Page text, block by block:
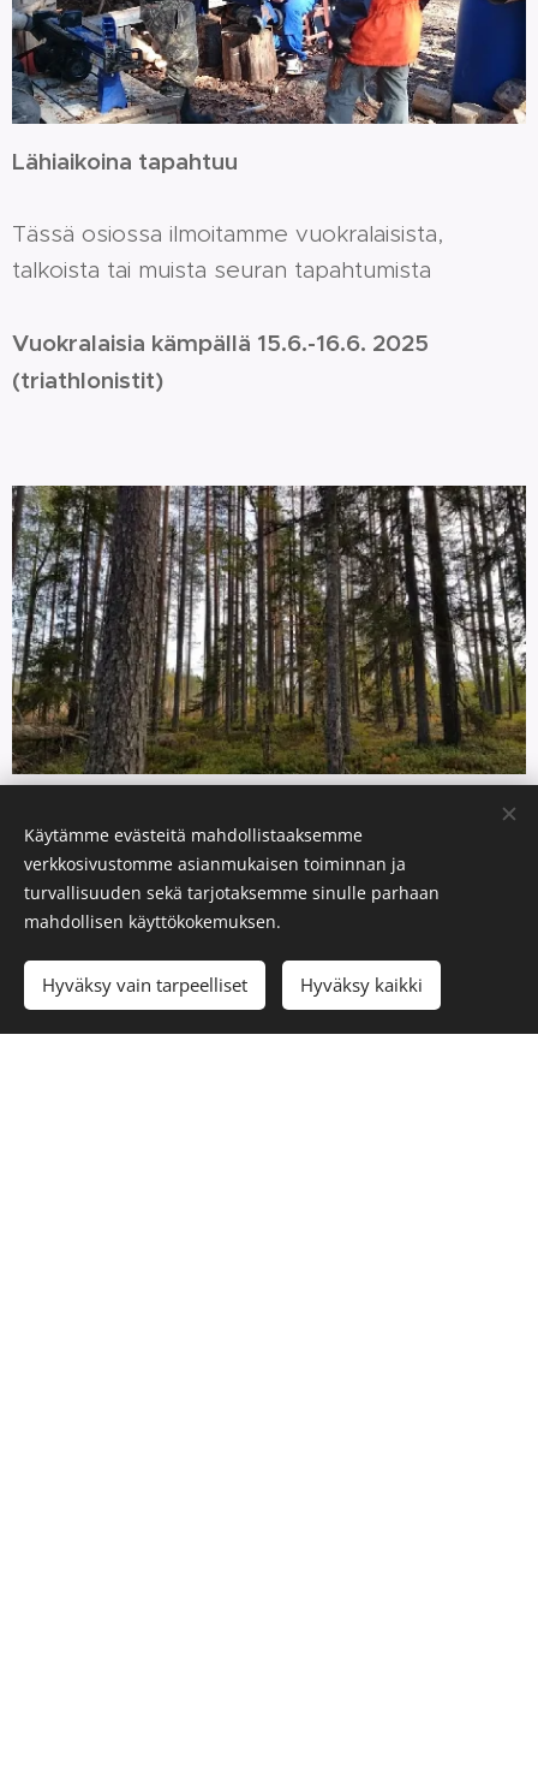
Lähiaikoina tapahtuu
Tässä osiossa ilmoitamme vuokralaisista,
talkoista tai muista seuran tapahtumista
Vuokralaisia kämpällä 15.6.-16.6. 2025
(triathlonistit)
Metsästysaluetta seuralla on n. 7000 ha.
Alueen itärajana on rajavyöhyke. Seuran
vuokra-alueet ovat pääsääntöisesti vuokrattu
metsähallitukselta. Jonkun verran on vuokralla
myös yksityisten maita. Seuramme
Käytämme evästeitä mahdollistaaksemme
verkkosivustomme asianmukaisen toiminnan ja
turvallisuuden sekä tarjotaksemme sinulle parhaan
mahdollisen käyttökokemuksen.
Hyväksy vain tarpeelliset Hyväksy kaikki